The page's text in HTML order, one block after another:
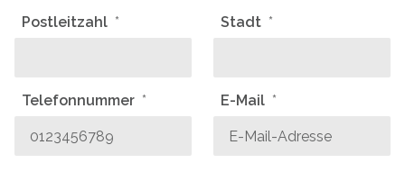
Postleitzahl Stadt
Telefonnummer E-Mail